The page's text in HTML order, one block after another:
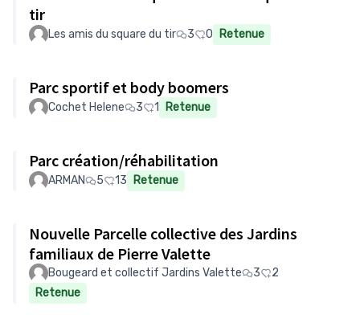
tir
Les amis du square du tir 3 0 Retenue
Parc sportif et body boomers
Cochet Helene 3 1 Retenue
Parc création/réhabilitation
ARMAN 5 13 Retenue
Nouvelle Parcelle collective des Jardins
familiaux de Pierre Valette
Bougeard et collectif Jardins Valette 3
2
Retenue